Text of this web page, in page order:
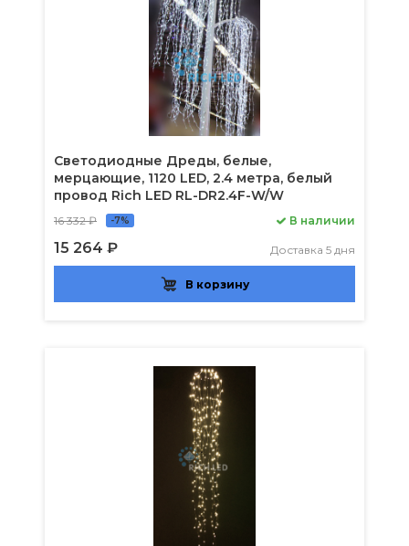
Светодиодные Дреды, белые,
мерцающие, 1120 LED, 2.4 метра, белый
провод Rich LED RL-DR2.4F-W/W
16 332 ₽ -7%
15 264 ₽
В наличии
Доставка 5 дня
В корзину